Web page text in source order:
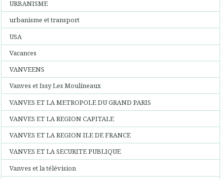
URBANISME
urbanisme et transport
USA
Vacances
VANVEENS
Vanves et Issy Les Moulineaux
VANVES ET LA METROPOLE DU GRAND PARIS
VANVES ET LA REGION CAPITALE
VANVES ET LA REGION ILE DE FRANCE
VANVES ET LA SECURITE PUBLIQUE
Vanves et la télévision